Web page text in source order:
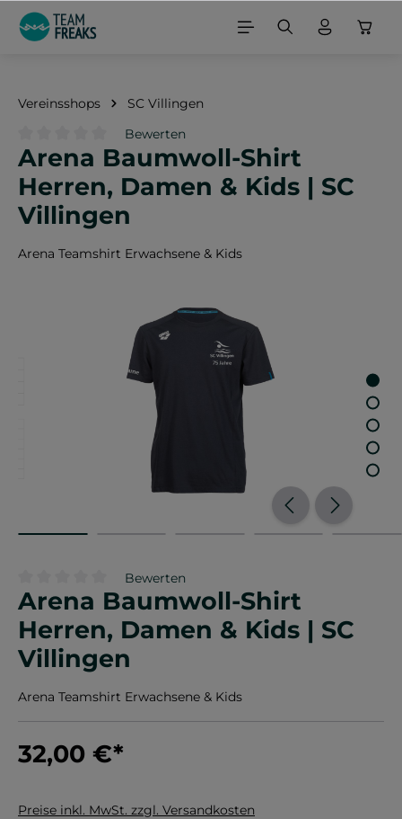
springen
Vereinsshops SC Villingen
Durchschnittliche Bewertung von 0 von 5 Sternen
Bewerten
Arena Baumwoll-Shirt
Herren, Damen & Kids | SC
Villingen
Arena Teamshirt Erwachsene & Kids
Durchschnittliche Bewertung von 0 von 5 Sternen
Bewerten
Arena Baumwoll-Shirt
Herren, Damen & Kids | SC
Villingen
Arena Teamshirt Erwachsene & Kids
32,00 €*
Preise inkl. MwSt. zzgl. Versandkosten